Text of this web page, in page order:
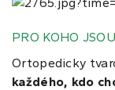
PRO KOHO
Ortopedicky
každého, kdo